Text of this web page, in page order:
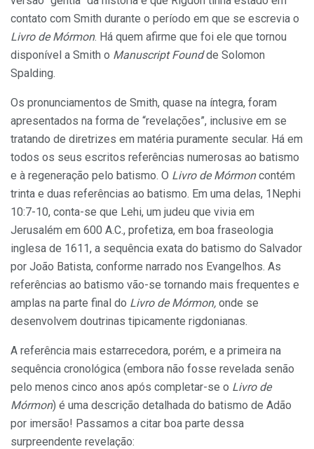
contato com Smith durante o período em que se escrevia o
Livro de Mórmon. Há quem afirme que foi ele que tornou
disponível a Smith o Manuscript Foundde Solomon
Spalding.
Os pronunciamentos de Smith, quase na íntegra, foram
apresentados na forma de “revelações”, inclusive em se
tratando de diretrizes em matéria puramente secular. Há em
todos os seus escritos referências numerosas ao batismo
e à regeneração pelo batismo. O Livro de Mórmoncontém
trinta e duas referências ao batismo. Em uma delas, 1Nephi
10:7-10, conta-se que Lehi, um judeu que vivia em
Jerusalém em 600 A.C., profetiza, em boa fraseologia
inglesa de 1611, a sequência exata do batismo do Salvador
por João Batista, conforme narrado nos Evangelhos. As
referências ao batismo vão-se tornando mais frequentes e
amplas na parte final do Livro de Mórmon, onde se
desenvolvem doutrinas tipicamente rigdonianas.
A referência mais estarrecedora, porém, e a primeira na
sequência cronológica (embora não fosse revelada senão
pelo menos cinco anos após completar-se o Livro de
Mórmon) é uma descrição detalhada do batismo de Adão
por imersão! Passamos a citar boa parte dessa
surpreendente revelação: